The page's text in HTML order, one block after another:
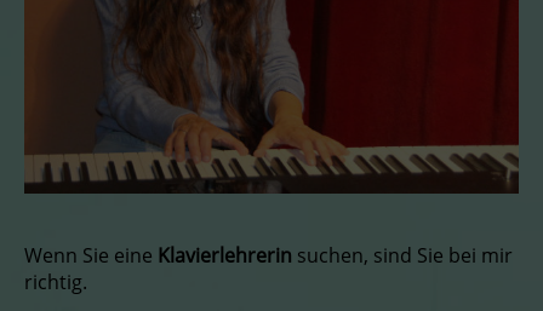
Wenn Sie eine Klavierlehrerin suchen, sind Sie bei mir
richtig.